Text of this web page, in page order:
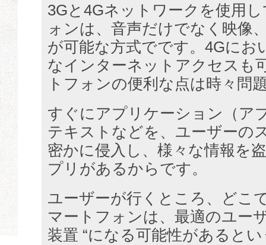
3Gと4Gネットワークを使用
ォンは、音声だけでなく映像
が可能な方式でです。4Gにお
なインターネットアクセスも
トフォンの便利な点は時々問
すぐにアプリケーション（ア
テキストなどを、ユーザーの
密かに侵入し、様々な情報を
プリがあるからです。
ユーザーが行くところ、どこ
マートフォンは、最適のユー
装置 “になる可能性があると